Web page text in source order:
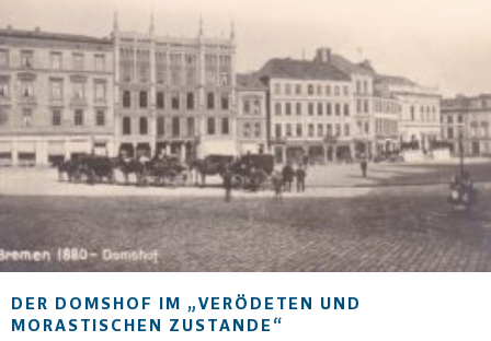
DER DOMSHOF IM „VERÖDETEN UND
MORASTISCHEN ZUSTANDE“